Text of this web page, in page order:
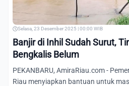
Selasa, 23 Desember 2025 | 00:00 WIB
Banjir di Inhil Sudah Surut,
Bengkalis Belum
PEKANBARU, AmiraRiau.com -
Riau menyiapkan bantuan untuk